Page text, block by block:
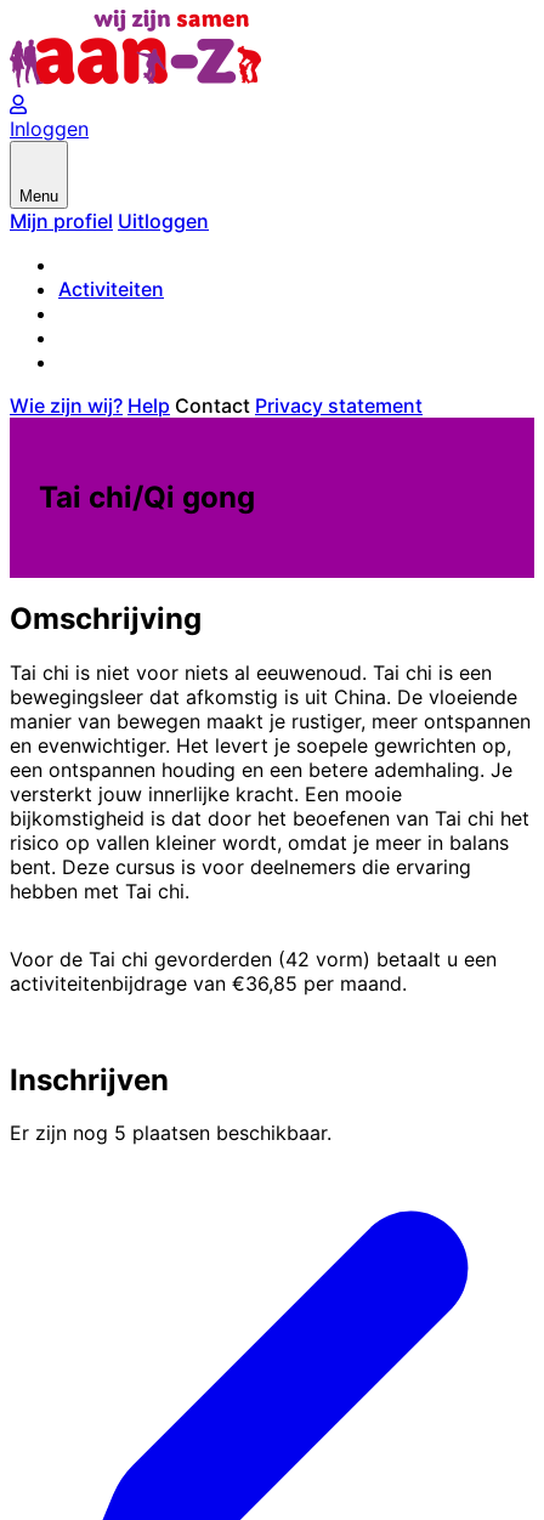
Inloggen
Menu
Mijn profiel Uitloggen
Activiteiten
Wie zijn wij? Help Contact Privacy statement
Tai chi/Qi gong
Omschrijving
Tai chi is niet voor niets al eeuwenoud. Tai chi is een
bewegingsleer dat afkomstig is uit China. De vloeiende
manier van bewegen maakt je rustiger, meer ontspannen
en evenwichtiger. Het levert je soepele gewrichten op,
een ontspannen houding en een betere ademhaling. Je
versterkt jouw innerlijke kracht. Een mooie
bijkomstigheid is dat door het beoefenen van Tai chi het
risico op vallen kleiner wordt, omdat je meer in balans
bent. Deze cursus is voor deelnemers die ervaring
hebben met Tai chi.
Voor de Tai chi gevorderden (42 vorm) betaalt u een
activiteitenbijdrage van €36,85 per maand.
Inschrijven
Er zijn nog 5 plaatsen beschikbaar.